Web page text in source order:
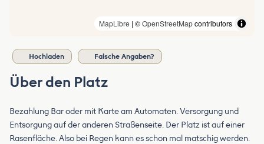
MapLibre | ©OpenStreetMapcontributors
Hochladen Falsche Angaben?
Über den Platz
Bezahlung Bar oder mit Karte am Automaten. Versorgung und
Entsorgung auf der anderen Straßenseite. Der Platz ist auf einer
Rasenfläche. Also bei Regen kann es schon mal matschig werden.